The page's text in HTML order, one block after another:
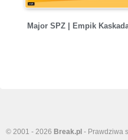
Major SPZ | Empik
© 2001 - 2026 Break.pl - Prawdziwa